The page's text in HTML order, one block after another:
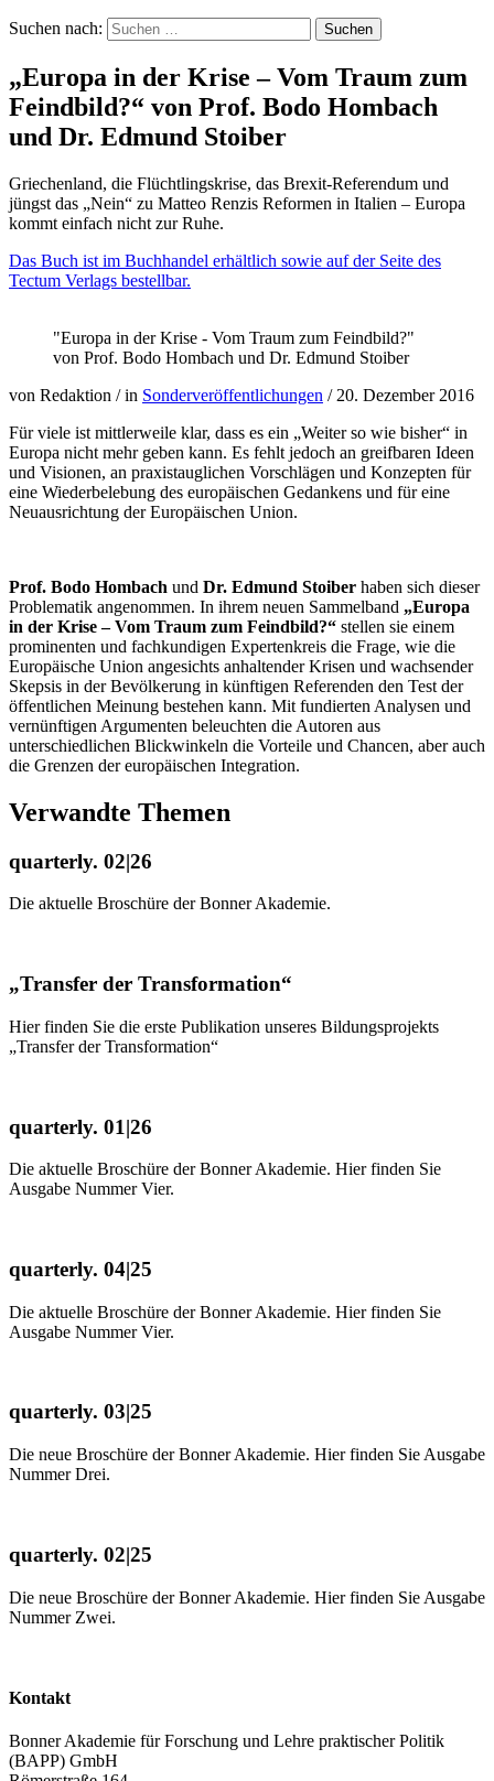
Suchen nach:
„Europa in der Krise – Vom Traum zum
Feindbild?“ von Prof. Bodo Hombach
und Dr. Edmund Stoiber
Griechenland, die Flüchtlingskrise, das Brexit-Referendum und
jüngst das „Nein“ zu Matteo Renzis Reformen in Italien – Europa
kommt einfach nicht zur Ruhe.
Das Buch ist im Buchhandel erhältlich sowie auf der Seite des
Tectum Verlags bestellbar.
"Europa in der Krise - Vom Traum zum Feindbild?"
von Prof. Bodo Hombach und Dr. Edmund Stoiber
von Redaktion /in Sonderveröffentlichungen / 20. Dezember 2016
Für viele ist mittlerweile klar, dass es ein „Weiter so wie bisher“ in
Europa nicht mehr geben kann. Es fehlt jedoch an greifbaren Ideen
und Visionen, an praxistauglichen Vorschlägen und Konzepten für
eine Wiederbelebung des europäischen Gedankens und für eine
Neuausrichtung der Europäischen Union.
Prof. Bodo Hombach und Dr. Edmund Stoiber haben sich dieser
Problematik angenommen. In ihrem neuen Sammelband „Europa
in der Krise – Vom Traum zum Feindbild?“ stellen sie einem
prominenten und fachkundigen Expertenkreis die Frage, wie die
Europäische Union angesichts anhaltender Krisen und wachsender
Skepsis in der Bevölkerung in künftigen Referenden den Test der
öffentlichen Meinung bestehen kann. Mit fundierten Analysen und
vernünftigen Argumenten beleuchten die Autoren aus
unterschiedlichen Blickwinkeln die Vorteile und Chancen, aber auch
die Grenzen der europäischen Integration.
Verwandte Themen
quarterly. 02|26
Die aktuelle Broschüre der Bonner Akademie.
„Transfer der Transformation“
Hier finden Sie die erste Publikation unseres Bildungsprojekts
„Transfer der Transformation“
quarterly. 01|26
Die aktuelle Broschüre der Bonner Akademie. Hier finden Sie
Ausgabe Nummer Vier.
quarterly. 04|25
Die aktuelle Broschüre der Bonner Akademie. Hier finden Sie
Ausgabe Nummer Vier.
quarterly. 03|25
Die neue Broschüre der Bonner Akademie. Hier finden Sie Ausgabe
Nummer Drei.
quarterly. 02|25
Die neue Broschüre der Bonner Akademie. Hier finden Sie Ausgabe
Nummer Zwei.
Kontakt
Bonner Akademie für Forschung und Lehre praktischer Politik
(BAPP) GmbH